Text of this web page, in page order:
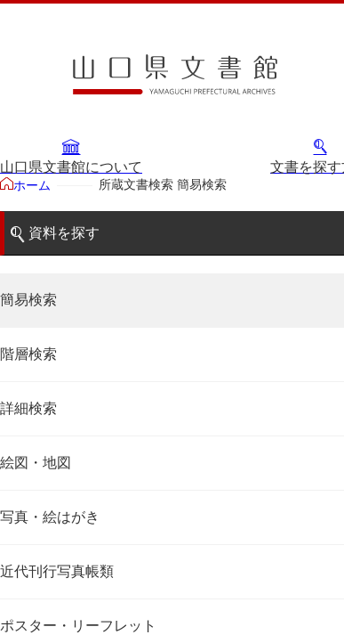
山口県文書館について 文書を探
ホーム 所蔵文書検索 簡易検索
資料を探す
簡易検索
階層検索
詳細検索
絵図・地図
写真・絵はがき
近代刊行写真帳類
ポスター・リーフレット